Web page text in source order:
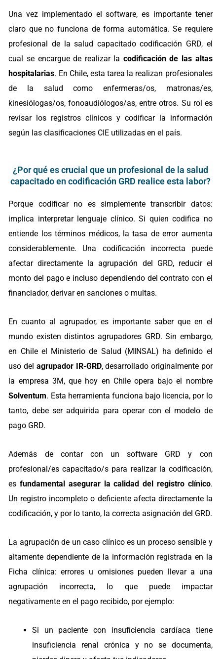
Una vez implementado el software, es importante tener
claro que no funciona de forma automática. Se requiere
profesional de la salud capacitado codificación GRD, el
cual se encargue de realizar la codificación de las altas
hospitalarias. En Chile, esta tarea la realizan profesionales
de la salud como enfermeras/os, matronas/es,
kinesiólogas/os, fonoaudiólogos/as, entre otros. Su rol es
revisar los registros clínicos y codificar la información
según las clasificaciones CIE utilizadas en el país.
¿Por qué es crucial que un profesional de la salud
capacitado en codificación GRD realice esta labor?
Porque codificar no es simplemente transcribir datos:
implica interpretar lenguaje clínico. Si quien codifica no
entiende los términos médicos, la tasa de error aumenta
considerablemente. Una codificación incorrecta puede
afectar directamente la agrupación del GRD, reducir el
monto del pago e incluso dependiendo del contrato con el
financiador, derivar en sanciones o multas.
En cuanto al agrupador, es importante saber que en el
mundo existen distintos agrupadores GRD. Sin embargo,
en Chile el Ministerio de Salud (MINSAL) ha definido el
uso del agrupador IR-GRD, desarrollado originalmente por
la empresa 3M, que hoy en Chile opera bajo el nombre
Solventum. Esta herramienta funciona bajo licencia, por lo
tanto, debe ser adquirida para operar con el modelo de
pago GRD.
Además de contar con un software GRD y con
profesional/es capacitado/s para realizar la codificación,
esfundamental asegurar la calidad del registro clínico.
Un registro incompleto o deficiente afecta directamente la
codificación, y por lo tanto, la correcta asignación del GRD.
La agrupación de un caso clínico es un proceso sensible y
altamente dependiente de la información registrada en la
Ficha clínica: errores u omisiones pueden llevar a una
agrupación incorrecta, lo que puede impactar
negativamente en el pago recibido, por ejemplo:
Si un paciente con insuficiencia cardíaca tiene
insuficiencia renal crónica y no se documenta,